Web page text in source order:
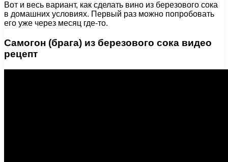
Вот и весь вариант, как сделать вино из березового сока
в домашних условиях. Первый раз можно попробовать
его уже через месяц где-то.
Самогон (брага) из березового сока видео
рецепт